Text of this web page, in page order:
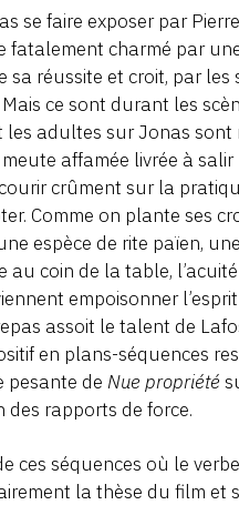
se faire exposer par
charmé par
sa réussite et croit, par
ce sont durant les
les adultes sur Jonas sont
affamée livrée à
crûment sur la
Comme on plante ses
espèce de rite païen,
au coin de la table,
empoisonner
assoit le talent de
en plans-séquences
pesante deNue propriété
des rapports de force.
ces séquences où le
la thèse du film et